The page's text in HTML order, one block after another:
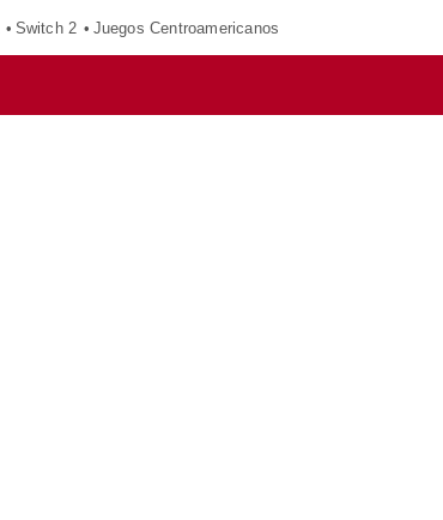
Switch 2 Juegos Centroamericanos